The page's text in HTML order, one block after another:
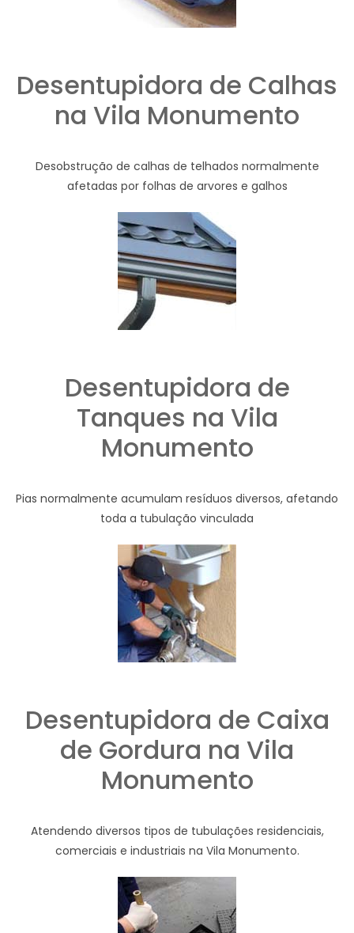
Desentupidora de Calhas
na Vila Monumento
Desobstrução de calhas de telhados normalmente
afetadas por folhas de arvores e galhos
Desentupidora de
Tanques na Vila
Monumento
Pias normalmente acumulam resíduos diversos, afetando
toda a tubulação vinculada
Desentupidora de Caixa
de Gordura na Vila
Monumento
Atendendo diversos tipos de tubulações residenciais,
comerciais e industriais na Vila Monumento.